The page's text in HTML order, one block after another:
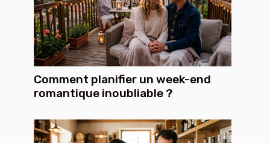
Comment planifier un week-end
romantique inoubliable ?